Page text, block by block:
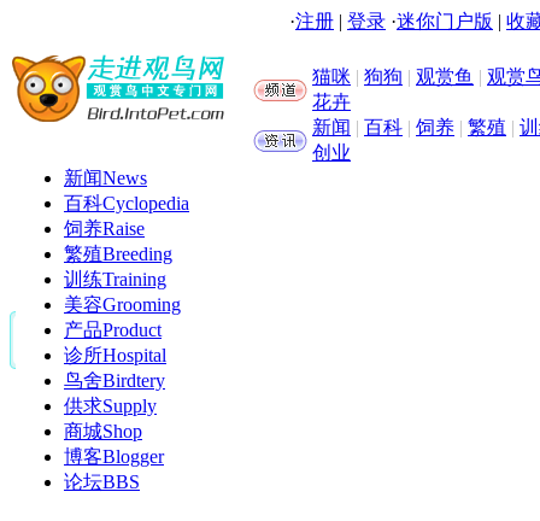
·注册 | 登录 ·迷你门户版 | 收
猫咪 | 狗狗 | 观赏鱼 | 观赏
花卉
新闻 | 百科 | 饲养 | 繁殖 |
创业
新闻News
百科Cyclopedia
饲养Raise
繁殖Breeding
训练Training
美容Grooming
产品Product
诊所Hospital
鸟舍Birdtery
供求Supply
商城Shop
博客Blogger
论坛BBS